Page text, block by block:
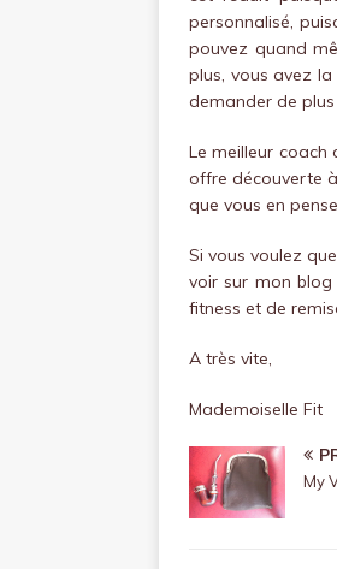
personnalisé,
pouvez quand
plus, vous avez
demander de
Le meilleur coach
offre découverte
que vous en
Si vous voulez
voir sur mon blog
fitness et de
A très vite,
Mademoiselle Fit
My